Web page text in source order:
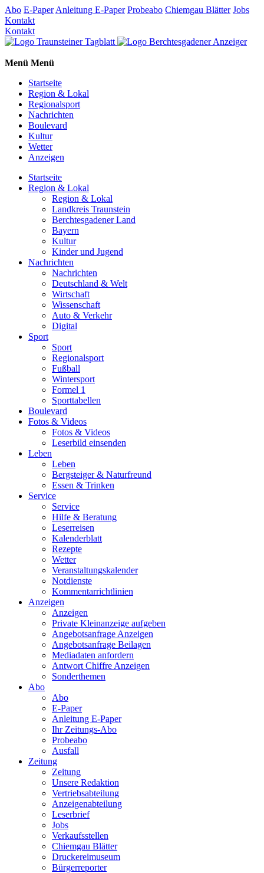
Abo E-Paper Anleitung E-Paper Probeabo Chiemgau Blätter Jobs
Kontakt
Kontakt
Menü Menü
Startseite
Region & Lokal
Regionalsport
Nachrichten
Boulevard
Kultur
Wetter
Anzeigen
Startseite
Region & Lokal
Region & Lokal
Landkreis Traunstein
Berchtesgadener Land
Bayern
Kultur
Kinder und Jugend
Nachrichten
Nachrichten
Deutschland & Welt
Wirtschaft
Wissenschaft
Auto & Verkehr
Digital
Sport
Sport
Regionalsport
Fußball
Wintersport
Formel 1
Sporttabellen
Boulevard
Fotos & Videos
Fotos & Videos
Leserbild einsenden
Leben
Leben
Bergsteiger & Naturfreund
Essen & Trinken
Service
Service
Hilfe & Beratung
Leserreisen
Kalenderblatt
Rezepte
Wetter
Veranstaltungskalender
Notdienste
Kommentarrichtlinien
Anzeigen
Anzeigen
Private Kleinanzeige aufgeben
Angebotsanfrage Anzeigen
Angebotsanfrage Beilagen
Mediadaten anfordern
Antwort Chiffre Anzeigen
Sonderthemen
Abo
Abo
E-Paper
Anleitung E-Paper
Ihr Zeitungs-Abo
Probeabo
Ausfall
Zeitung
Zeitung
Unsere Redaktion
Vertriebsabteilung
Anzeigenabteilung
Leserbrief
Jobs
Verkaufsstellen
Chiemgau Blätter
Druckereimuseum
Bürgerreporter